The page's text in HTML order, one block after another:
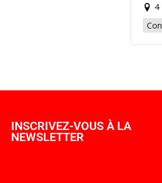
4
INSCRIVEZ-VOUS À LA
NEWSLETTER